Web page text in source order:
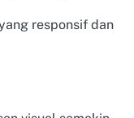
responsif dan